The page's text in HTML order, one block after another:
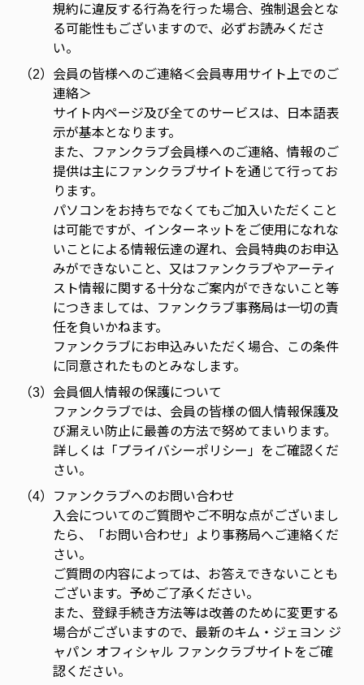
規約に違反する行為を行った場合、強制退会とな
る可能性もございますので、必ずお読みくださ
い。
（2） 会員の皆様へのご連絡＜会員専用サイト上でのご
連絡＞
サイト内ページ及び全てのサービスは、日本語表
示が基本となります。
また、ファンクラブ会員様へのご連絡、情報のご
提供は主にファンクラブサイトを通じて行ってお
ります。
パソコンをお持ちでなくてもご加入いただくこと
は可能ですが、インターネットをご使用になれな
いことによる情報伝達の遅れ、会員特典のお申込
みができないこと、又はファンクラブやアーティ
スト情報に関する十分なご案内ができないこと等
につきましては、ファンクラブ事務局は一切の責
任を負いかねます。
ファンクラブにお申込みいただく場合、この条件
に同意されたものとみなします。
（3） 会員個人情報の保護について
ファンクラブでは、会員の皆様の個人情報保護及
び漏えい防止に最善の方法で努めてまいります。
詳しくは「プライバシーポリシー」をご確認くだ
さい。
（4）
ファンクラブへのお問い合わせ
入会についてのご質問やご不明な点がございまし
たら、「お問い合わせ」より事務局へご連絡くだ
さい。
ご質問の内容によっては、お答えできないことも
ございます。予めご了承ください。
また、登録手続き方法等は改善のために変更する
場合がございますので、最新のキム・ジェヨン ジ
ャパン オフィシャル ファンクラブサイトをご確
認ください。